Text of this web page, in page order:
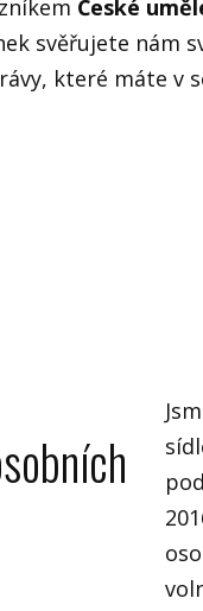
České
svěřujete nám
které máte v